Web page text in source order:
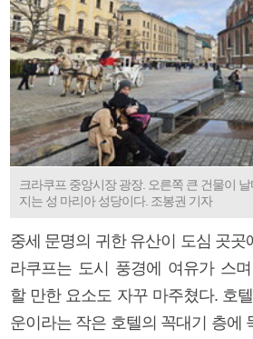
크라쿠프 중앙시장 광장. 오른쪽 큰 건물이
지는 성 마리아 성당이다. 조봉권 기자
중세 문명의 귀한 유산이 도심 곳곳
라쿠프는 도시 풍경에 여유가 스며
할 만한 요소도 자꾸 마주쳤다. 호
운이라는 작은 호텔의 꼭대기 층에